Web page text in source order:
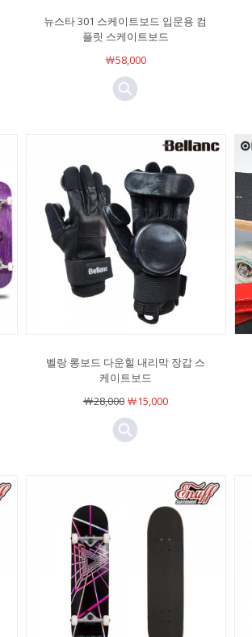
뉴스타 301 스케이트보드 입문용 컴
플릿 스케이트보드
￦58,000
벨랑 롱보드 다운힐 내리막 장갑 스
케이트보드
￦28,000￦15,000